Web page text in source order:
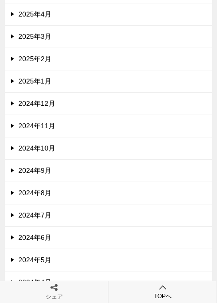
2025年4月
2025年3月
2025年2月
2025年1月
2024年12月
2024年11月
2024年10月
2024年9月
2024年8月
2024年7月
2024年6月
2024年5月
2024年4月
シェア TOPへ